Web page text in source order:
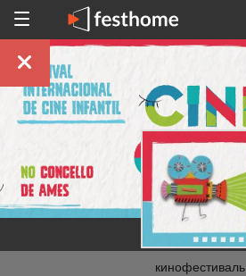
кинофестиваль